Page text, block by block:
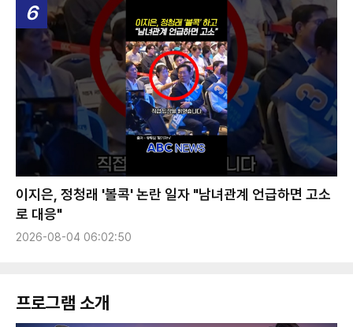
6
이지은, 정청래 '볼콕' 논란 일자 "남녀관계 언급하면 고소
로 대응"
2026-08-04 06:02:50
프로그램 소개